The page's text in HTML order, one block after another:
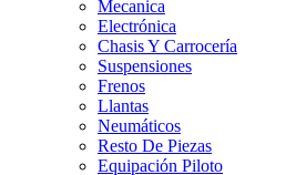
Chasis Y Carrocería
Suspensiones
Frenos
Llantas
Neumáticos
Resto De Piezas
Equipación Piloto
ANUNCIOS DE COMPRA